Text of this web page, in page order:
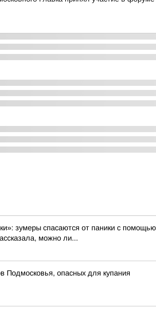
зумеры спасаются от паники с
можно ли...
Подмосковья, опасных для купания